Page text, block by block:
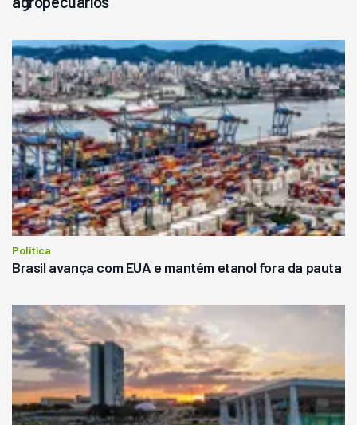
Política
Brasil avança com EUA e mantém etanol fora da pauta